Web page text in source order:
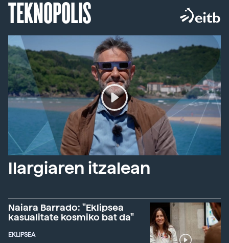
TEKNOPOLIS
Ilargiaren itzalean
Naiara Barrado: "Eklipsea
kasualitate kosmiko bat da"
EKLIPSEA